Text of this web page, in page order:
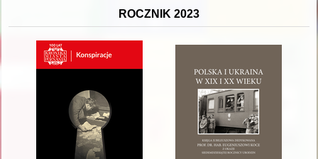
ROCZNIK 2023